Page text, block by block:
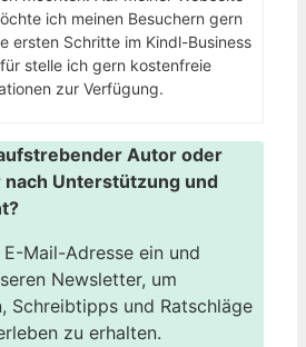
ich meinen Besuchern gern
ersten Schritte im Kindl-Business
stelle ich gern kostenfreie
zur Verfügung.
Autor oder
Unterstützung und
Mail-Adresse ein und
Newsletter, um
Schreibtipps und Ratschläge
zu erhalten.